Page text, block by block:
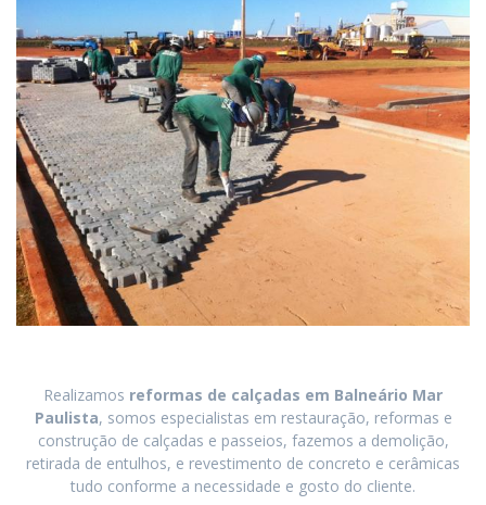
Realizamos reformas de calçadas em Balneário Mar
Paulista, somos especialistas em restauração, reformas e
construção de calçadas e passeios, fazemos a demolição,
retirada de entulhos, e revestimento de concreto e cerâmicas
tudo conforme a necessidade e gosto do cliente.